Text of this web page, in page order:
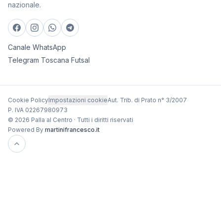
nazionale.
Canale WhatsApp
Telegram Toscana Futsal
Cookie PolicyImpostazioni cookieAut. Trib. di Prato n° 3/2007
P. IVA 02267980973
© 2026 Palla al Centro · Tutti i diritti riservati
Powered By martinifrancesco.it